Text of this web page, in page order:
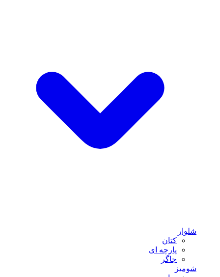
شلوار
کتان
پارچه ای
جاگر
شومیز